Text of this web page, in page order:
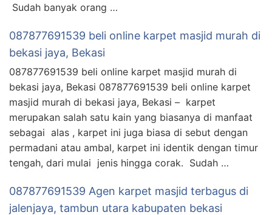
Sudah banyak orang …
087877691539 beli online karpet masjid murah di
bekasi jaya, Bekasi
087877691539 beli online karpet masjid murah di
bekasi jaya, Bekasi 087877691539 beli online karpet
masjid murah di bekasi jaya, Bekasi – karpet
merupakan salah satu kain yang biasanya di manfaat
sebagai alas , karpet ini juga biasa di sebut dengan
permadani atau ambal, karpet ini identik dengan timur
tengah, dari mulai jenis hingga corak. Sudah …
087877691539 Agen karpet masjid terbagus di
jalenjaya, tambun utara kabupaten bekasi